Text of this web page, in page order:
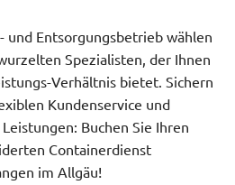
und Entsorgungsbetrieb wählen
Spezialisten, der Ihnen
Verhältnis bietet. Sichern
Kundenservice und
Buchen Sie Ihren
Containerdienst
im Allgäu!